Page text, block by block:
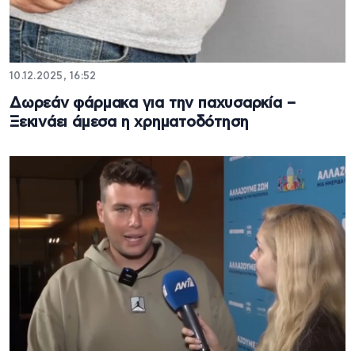
10.12.2025, 16:52
Δωρεάν φάρμακα για την παχυσαρκία –
Ξεκινάει άμεσα η χρηματοδότηση